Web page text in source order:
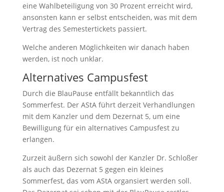
eine Wahlbeteiligung von 30 Prozent erreicht wird,
ansonsten kann er selbst entscheiden, was mit dem
Vertrag des Semestertickets passiert.
Welche anderen Möglichkeiten wir danach haben
werden, ist noch unklar.
Alternatives Campusfest
Durch die BlauPause entfällt bekanntlich das
Sommerfest. Der AStA führt derzeit Verhandlungen
mit dem Kanzler und dem Dezernat 5, um eine
Bewilligung für ein alternatives Campusfest zu
erlangen.
Zurzeit äußern sich sowohl der Kanzler Dr. Schloßer
als auch das Dezernat 5 gegen ein kleines
Sommerfest, das vom AStA organsiert werden soll.